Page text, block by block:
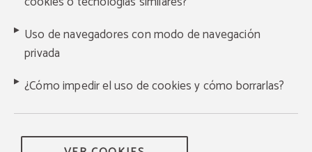
Uso de navegadores con modo de navegación
privada
¿Cómo impedir el uso de cookies y cómo borrarlas?